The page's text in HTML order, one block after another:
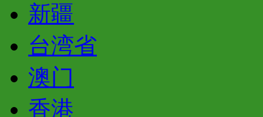
新疆
台湾省
澳门
香港